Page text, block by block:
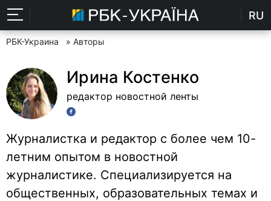
RU
РБК-Украина » Авторы
Ирина Костенко
редактор новостной ленты
Журналистка и редактор с более чем 10-
летним опытом в новостной
журналистике. Специализируется на
общественных, образовательных темах и